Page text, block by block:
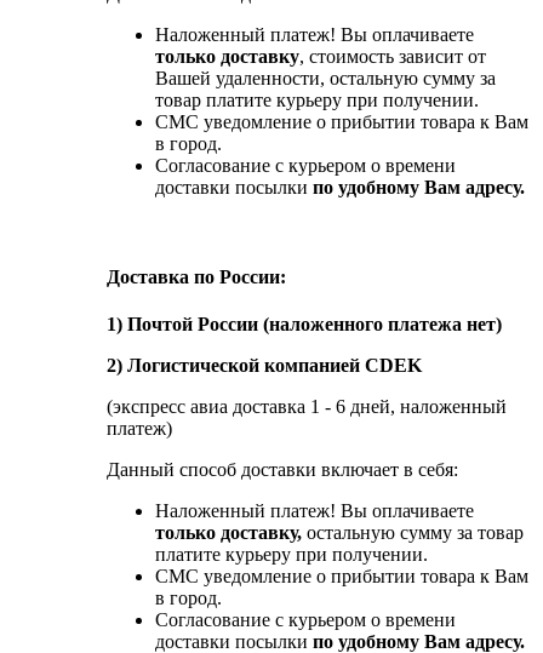
Наложенный платеж! Вы оплачиваете
только доставку, стоимость зависит от
Вашей удаленности, остальную сумму за
товар платите курьеру при получении.
СМС уведомление о прибытии товара к Вам
в город.
Согласование с курьером о времени
доставки посылки по удобному Вам адресу.
Доставка по России:
1) Почтой России (наложенного платежа нет)
2) Логистической компанией CDEK
(экспресс авиа доставка 1 - 6 дней, наложенный
платеж)
Данный способ доставки включает в себя:
Наложенный платеж! Вы оплачиваете
только доставку, остальную сумму за товар
платите курьеру при получении.
СМС уведомление о прибытии товара к Вам
в город.
Согласование с курьером о времени
доставки посылки по удобному Вам адресу.